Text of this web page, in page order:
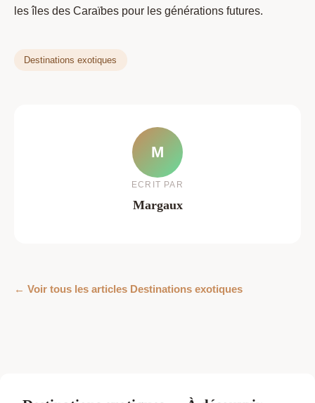
les îles des Caraïbes pour les générations futures.
Destinations exotiques
M
ECRIT PAR
Margaux
← Voir tous les articles Destinations exotiques